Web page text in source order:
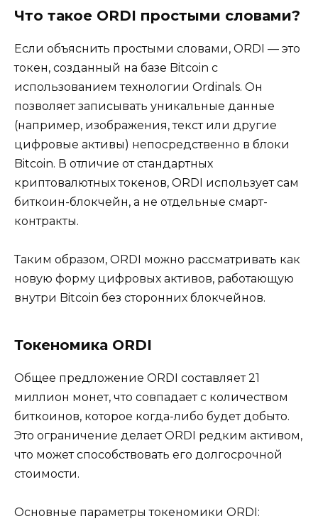
Что такое ORDI простыми словами?
Если объяснить простыми словами, ORDI — это
токен, созданный на базе Bitcoin с
использованием технологии Ordinals. Он
позволяет записывать уникальные данные
(например, изображения, текст или другие
цифровые активы) непосредственно в блоки
Bitcoin. В отличие от стандартных
криптовалютных токенов, ORDI использует сам
биткоин-блокчейн, а не отдельные смарт-
контракты.
Таким образом, ORDI можно рассматривать как
новую форму цифровых активов, работающую
внутри Bitcoin без сторонних блокчейнов.
Токеномика ORDI
Общее предложение ORDI составляет 21
миллион монет, что совпадает с количеством
биткоинов, которое когда-либо будет добыто.
Это ограничение делает ORDI редким активом,
что может способствовать его долгосрочной
стоимости.
Основные параметры токеномики ORDI: